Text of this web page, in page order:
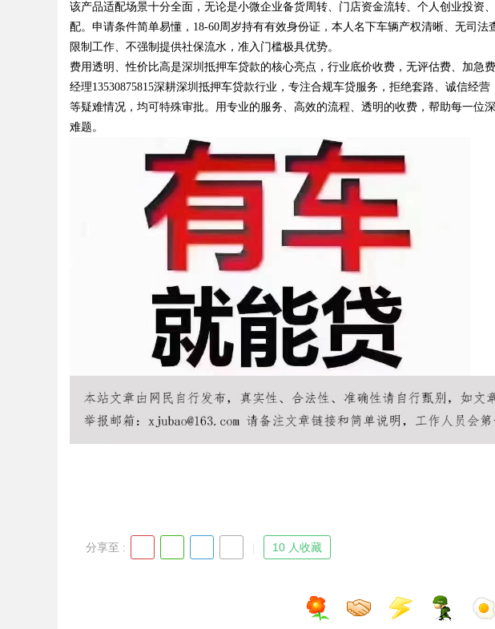
uz
该产品适配场景十分全面，无论是小微企业备货周转、门店资金流转、个人创业投资
配。申请条件简单易懂，18-60周岁持有有效身份证，本人名下车辆产权清晰、无司
限制工作、不强制提供社保流水，准入门槛极具优势。
费用透明、性价比高是深圳抵押车贷款的核心亮点，行业底价收费，无评估费、加急
经理13530875815深耕深圳抵押车贷款行业，专注合规车贷服务，拒绝套路、诚信经
等疑难情况，均可特殊审批。用专业的服务、高效的流程、透明的收费，帮助每一位
难题。
分享至 : 10 人收藏